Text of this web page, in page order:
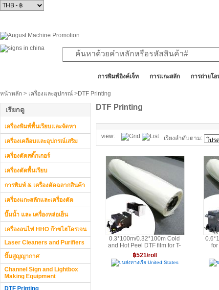
การพิมพ์อิงค์เจ็ท การแกะสลัก การถ่ายโ
หน้าหลัก > เครื่องและอุปกรณ์ >DTF Printing
เรียกดู
เครื่องพิมพ์พื้นเรียบและจัดหา
เครื่องเคลือบและอุปกรณ์เสริม
เครื่องตัดสติ๊กเกอร์
เครื่องตัดพื้นเรียบ
การพิมพ์ & เครื่องตัดฉลากสินค้า
เครื่องแกะสลักและเครื่องตัด
ปั๊มน้ำ และ เครื่องหล่อเย็น
เครื่องลนไฟ HHO ก๊าซไฮโดรเจน
Laser Cleaners and Purifiers
ปั๊มสูญญากาศ
Channel Sign and Lightbox
Making Equipment
DTF Printing
DTF Printing
view: เรียงลำดับตาม:
0.3*100m/0.32*100m Cold
and Hot Peel DTF film for T-
shirt Heat Transfer Printer
฿521/roll
ขนส่งทางเรือ United States